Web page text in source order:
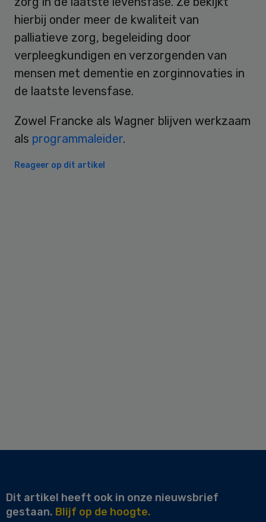
hierbij onder meer de kwaliteit van
palliatieve zorg, begeleiding door
verpleegkundigen en verzorgenden van
mensen met dementie en zorginnovaties in
de laatste levensfase.
Zowel Francke als Wagner blijven werkzaam
als programmaleider.
Reageer op dit artikel
Dit artikel heeft ook in onze nieuwsbrief
gestaan. Blijf op de hoogte.